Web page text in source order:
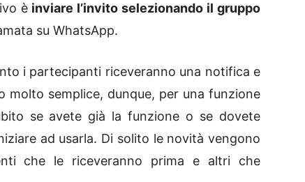
è inviare l’invito selezionando il gruppo
su WhatsApp.
i partecipanti riceveranno una notifica e
semplice, dunque, per una funzione
se avete già la funzione o se dovete
ad usarla. Di solito le novità vengono
che le riceveranno prima e altri che